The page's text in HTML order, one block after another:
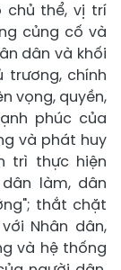
chủ thể, vị trí
củng cố và
dân và khối
chính
vọng, quyền,
phúc của
và phát huy
trì thực hiện
làm, dân
thắt chặt
Nhân dân,
và hệ thống